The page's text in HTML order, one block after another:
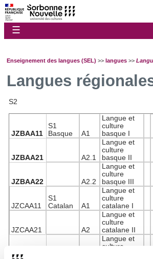
☰
Enseignement des langues (SEL) >> langues >>
Langues
S2
JZBAA11
S1
Basque
A1
Langue et
culture
basque I
JZBAA21 A2.1
Langue et
culture
basque II
JZBAA22 A2.2
Langue et
culture
basque III
JZCAA11
S1
Catalan
A1
Langue et
culture
catalane I
JZCAA21 A2
Langue et
culture
catalane II
JZCAB11
Langue et
culture